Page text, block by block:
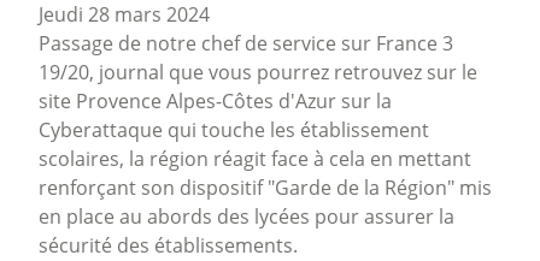
Jeudi 28 mars 2024
Passage de notre chef de service sur France 3
19/20, journal que vous pourrez retrouvez sur le
site Provence Alpes-Côtes d'Azur sur la
Cyberattaque qui touche les établissement
scolaires, la région réagit face à cela en mettant
renforçant son dispositif "Garde de la Région" mis
en place au abords des lycées pour assurer la
sécurité des établissements.